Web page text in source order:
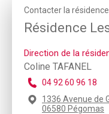
Contacter la résidence
Résidence
Direction de la
Coline TAFANEL
04 92 60 96 18
1336 Avenue de
06580 Pégomas